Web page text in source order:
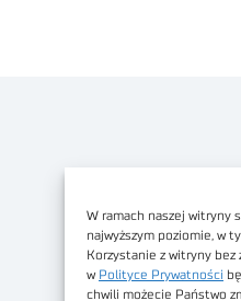
W ramach naszej witryny
najwyższym poziomie, w
Korzystanie z witryny bez
w Polityce Prywatności
chwili możecie Państwo